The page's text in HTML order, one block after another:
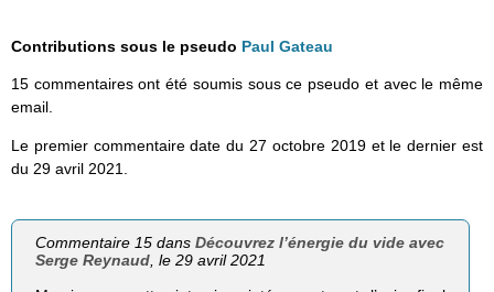
Contributions sous le pseudo Paul Gateau
15 commentaires ont été soumis sous ce pseudo et avec le même
email.
Le premier commentaire date du 27 octobre 2019 et le dernier est
du 29 avril 2021.
Commentaire 15 dansDécouvrez l’énergie du vide avec
Serge Reynaud, le 29 avril 2021